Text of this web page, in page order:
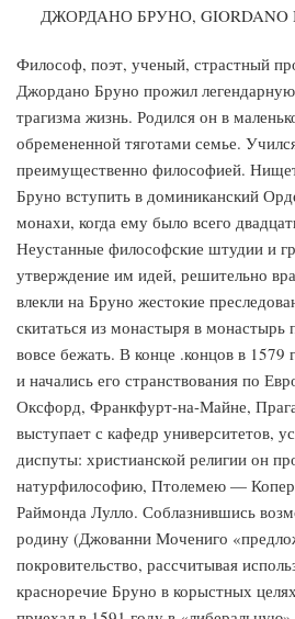
ДЖОРДАНО БРУНО, GIORDANO
Философ, поэт, ученый, страстный
Джордано Бруно прожил
трагиз­ма жизнь. Родился он в
обремененной тяготами семье.
преимущественно фи­лософией.
Бруно вступить в домини­канский
монахи, когда ему было всего
Неустанные философские штудии и
утверждение им идей, решительно
влекли на Бруно жестокие
ски­таться из монастыря в монастырь
вовсе бежать. В конце .концов в 1579
и начались его странствования по
Оксфорд, Франк­фурт-на-Майне,
выступает с кафедр универси­тетов,
диспуты: христианской религии он
натурфилософию, Птолемею —
Раймонда Лулло. Соблазнившись
родину (Джованни Мочениго
покровительство, рас­считывая
красноречие Бруно в корыстных